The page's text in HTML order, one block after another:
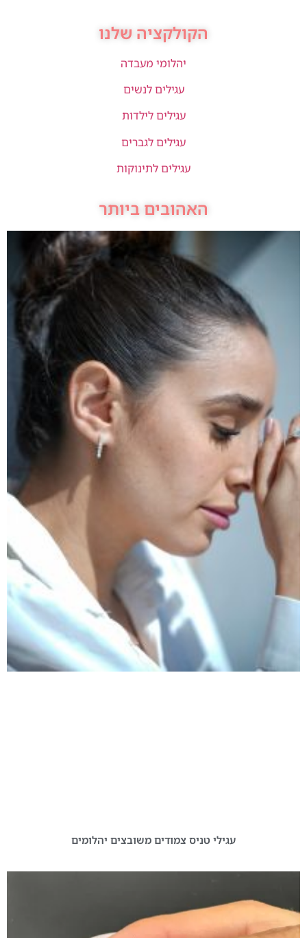
הקולקציה שלנו
יהלומי מעבדה
עגילים לנשים
עגילים לילדות
עגילים לגברים
עגילים לתינוקות
האהובים ביותר
עגילי טניס צמודים משובצים יהלומים